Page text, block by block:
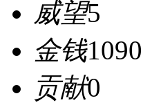
威望5
金钱1090
贡献0